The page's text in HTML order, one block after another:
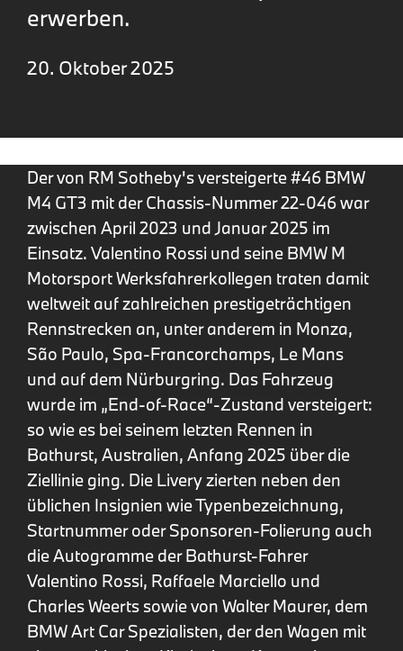
erwerben.
20. Oktober 2025
Der von RM Sotheby's versteigerte #46 BMW
M4 GT3 mit der Chassis-Nummer 22-046 war
zwischen April 2023 und Januar 2025 im
Einsatz. Valentino Rossi und seine BMW M
Motorsport Werksfahrerkollegen traten damit
weltweit auf zahlreichen prestigeträchtigen
Rennstrecken an, unter anderem in Monza,
São Paulo, Spa-Francorchamps, Le Mans
und auf dem Nürburgring. Das Fahrzeug
wurde im „End-of-Race“-Zustand versteigert:
so wie es bei seinem letzten Rennen in
Bathurst, Australien, Anfang 2025 über die
Ziellinie ging. Die Livery zierten neben den
üblichen Insignien wie Typenbezeichnung,
Startnummer oder Sponsoren-Folierung auch
die Autogramme der Bathurst-Fahrer
Valentino Rossi, Raffaele Marciello und
Charles Weerts sowie von Walter Maurer, dem
BMW Art Car Spezialisten, der den Wagen mit